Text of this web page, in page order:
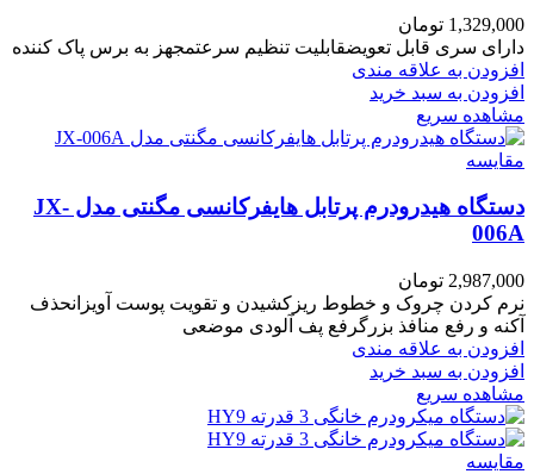
1,329,000 تومان
دارای سری قابل تعویضقابلیت تنظیم سرعتمجهز به برس پاک کننده
افزودن به علاقه مندی
افزودن به سبد خرید
مشاهده سریع
مقایسه
دستگاه هیدرودرم پرتابل هایفرکانسی مگنتی مدل JX-
006A
2,987,000 تومان
نرم کردن چروک و خطوط ریزکشیدن و تقویت پوست آویزانحذف
آکنه و رفع منافذ بزرگرفع پف آلودی موضعی
افزودن به علاقه مندی
افزودن به سبد خرید
مشاهده سریع
مقایسه